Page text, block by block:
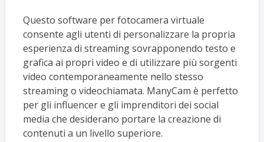
Questo software per fotocamera virtuale
consente agli utenti di personalizzare la propria
esperienza di streaming sovrapponendo testo e
grafica ai propri video e di utilizzare più sorgenti
video contemporaneamente nello stesso
streaming o videochiamata. ManyCam è perfetto
per gli influencer e gli imprenditori dei social
media che desiderano portare la creazione di
contenuti a un livello superiore.